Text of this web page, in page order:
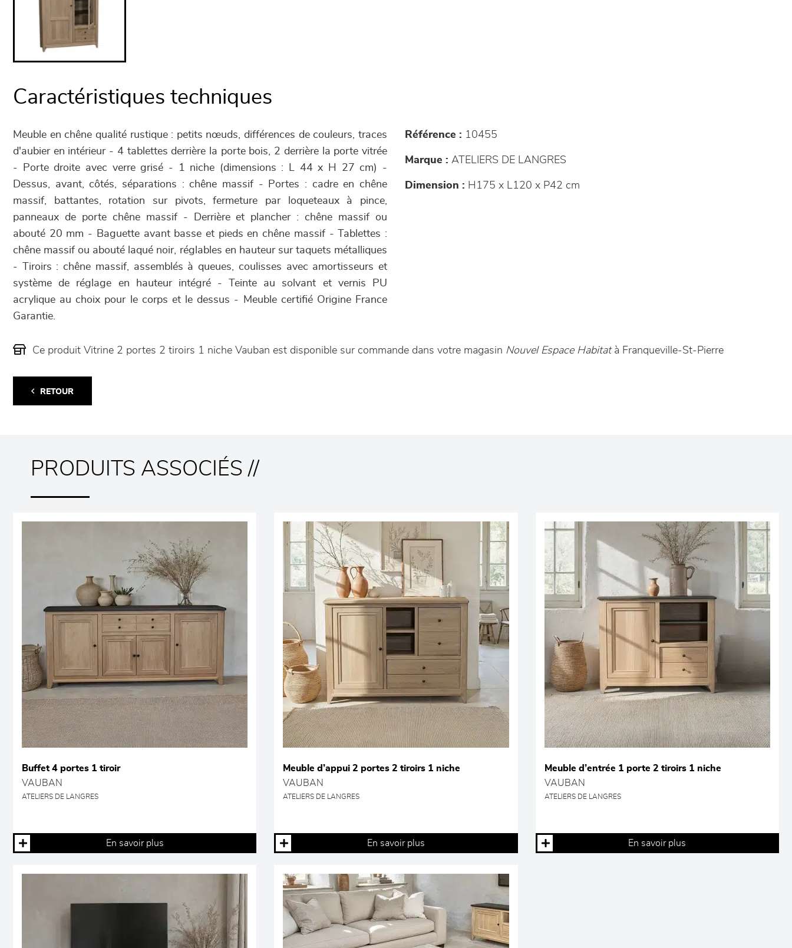
Caractéristiques techniques
Meuble en chêne qualité rustique : petits nœuds, différences de couleurs, traces
d'aubier en intérieur - 4 tablettes derrière la porte bois, 2 derrière la porte vitrée
- Porte droite avec verre grisé - 1 niche (dimensions : L 44 x H 27 cm) -
Dessus, avant, côtés, séparations : chêne massif - Portes : cadre en chêne
massif, battantes, rotation sur pivots, fermeture par loqueteaux à pince,
panneaux de porte chêne massif - Derrière et plancher : chêne massif ou
abouté 20 mm - Baguette avant basse et pieds en chêne massif - Tablettes :
chêne massif ou abouté laqué noir, réglables en hauteur sur taquets métalliques
- Tiroirs : chêne massif, assemblés à queues, coulisses avec amortisseurs et
système de réglage en hauteur intégré - Teinte au solvant et vernis PU
acrylique au choix pour le corps et le dessus - Meuble certifié Origine France
Garantie.
Référence : 10455
Marque : ATELIERS DE LANGRES
Dimension : H175 x L120 x P42 cm
Ce produit Vitrine 2 portes 2 tiroirs 1 niche Vauban est disponible sur commande dans votre magasin Nouvel Espace Habitatà Franqueville-St-Pierre
RETOUR
PRODUITS ASSOCIÉS //
Buffet 4 portes 1 tiroir
VAUBAN
ATELIERS DE LANGRES
En savoir plus
Meuble d’appui 2 portes 2 tiroirs 1 niche
VAUBAN
ATELIERS DE LANGRES
En savoir plus
Meuble d’entrée 1 porte 2 tiroirs 1 niche
VAUBAN
ATELIERS DE LANGRES
En savoir plus